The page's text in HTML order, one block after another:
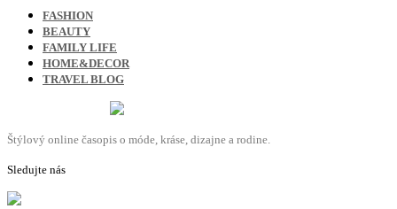
FASHION
BEAUTY
FAMILY LIFE
HOME&DECOR
TRAVEL BLOG
Štýlový online časopis o móde, kráse, dizajne a rodine.
Sledujte nás